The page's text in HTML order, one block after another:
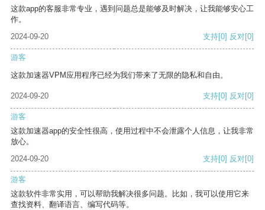
这款app的客服非常专业，遇到问题总是能够及时解决，让我能够安心工
作。
2024-09-20
支持[0] 反对[0]
游客
这款加速器VPM应用程序已经为我们带来了无限的隐私和自由。
2024-09-20 支持[0] 反对[0]
游客
这款加速器app的安全性很高，使用过程中不会泄露个人信息，让我非常
放心。
2024-09-20
支持[0] 反对[0]
游客
这款软件非常实用，可以帮助我解决很多问题。比如，我可以使用它来
查找资料、翻译语言、编写代码等。